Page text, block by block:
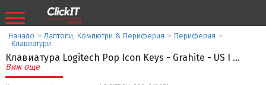
Начало > Лаптопи, Компютри & Периферия > Периферия >
Клавиатури
Клавиатура Logitech Pop Icon Keys - Grahite - US I ...
Виж още